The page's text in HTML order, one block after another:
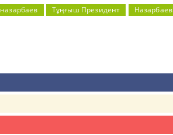
Тұңғыш Президент Назарбаев